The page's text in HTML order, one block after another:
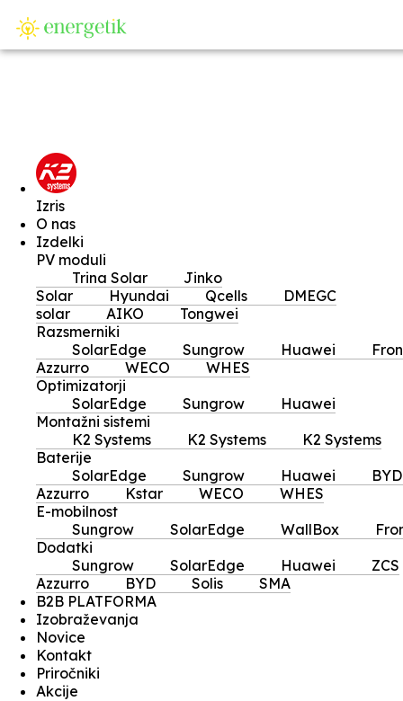
Izris
O nas
Izdelki
PV moduli
Trina Solar
Jinko
Solar
Hyundai Qcells
DMEGC
solar
AIKO
Tongwei
Razsmerniki
SolarEdge
Sungrow Huawei
Azzurro
WECO
WHES
Optimizatorji
SolarEdge
Sungrow
Huawei
Montažni sistemi
K2 Systems
K2 Systems
K2 Systems
Baterije
SolarEdge
Sungrow Huawei
BYD
Azzurro
Kstar WECO
WHES
E-mobilnost
Sungrow
SolarEdge WallBox
Dodatki
Sungrow
SolarEdge Huawei
ZCS
Azzurro
BYD Solis
SMA
B2B PLATFORMA
Izobraževanja
Novice
Kontakt
Priročniki
Akcije